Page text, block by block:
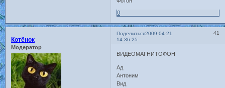
0
Поделиться 41
2009-04-21
14:36:25
Котёнок
Модератор
ВИДЕОМАГНИТОФОН
Ад
Антоним
Вид